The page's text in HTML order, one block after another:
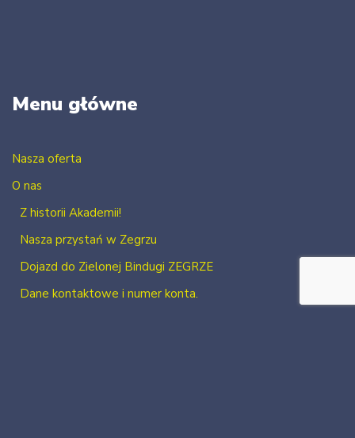
Menu główne
Nasza oferta
O nas
Z historii Akademii!
Nasza przystań w Zegrzu
Dojazd do Zielonej Bindugi ZEGRZE
Dane kontaktowe i numer konta.